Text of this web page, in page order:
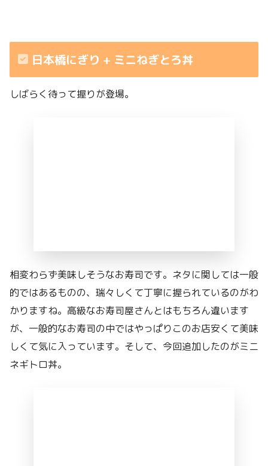
日本橋にぎり + ミニねぎとろ丼
しばらく待って握りが登場。
相変わらず美味しそうなお寿司です。ネタに関しては一般
的ではあるものの、瑞々しくて丁寧に握られているのがわ
かりますね。高級なお寿司屋さんとはもちろん違います
が、一般的なお寿司の中ではやっぱりこのお店安くて美味
しくて気に入っています。そして、今回追加したのがミニ
ネギトロ丼。